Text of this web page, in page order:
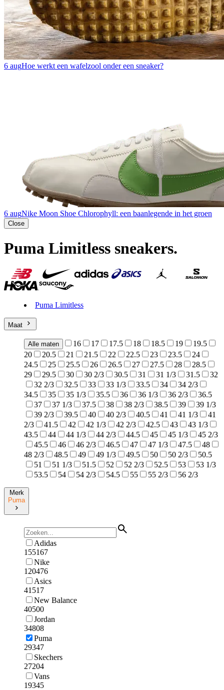
6 augHoe werkt een wafelzool onder een sneaker?
6 augNike Moon Shoe Chlorophyll: een baanlegende in het groen
Close
Puma Limitless sneakers.
Puma Limitless
Maat
Alle maten 16 17 17.5 18 18.5 19
19.5
20
20.5 21 21.5 22 22.5 23 23.5
24
24.5
25 25.5 26 26.5 27 27.5 28
28.5
29
29.5 30 30 2/3 30.5 31 31 1/3 31.5
32
32 2/3
32.5 33 33 1/3 33.5 34
34 2/3
34.5
35 35 1/3 35.5 36 36 1/3 36 2/3
36.5
37
37 1/3 37.5 38 38 2/3 38.5 39
39 1/3
39 2/3
39.5 40 40 2/3 40.5 41 41 1/3
41
2/3
41.5 42 42 1/3 42 2/3 42.5 43
43 1/3
43.5
44 44 1/3 44 2/3 44.5 45 45 1/3
45 2/3
45.5
46 46 2/3 46.5 47 47 1/3 47.5
48
48 2/3
48.5 49 49 1/3 49.5 50 50 2/3
50.5
51
51 1/3 51.5 52 52 2/3 52.5 53
53 1/3
53.5
54 54 2/3 54.5 55 55 2/3 56 2/3
Merk
Puma
Adidas
155167
Nike
120476
Asics
41517
New Balance
40500
Jordan
34808
Puma
29347
Skechers
27204
Vans
19345